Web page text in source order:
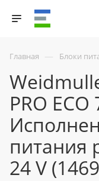
Главная — Блоки
PRO
питания
24 V